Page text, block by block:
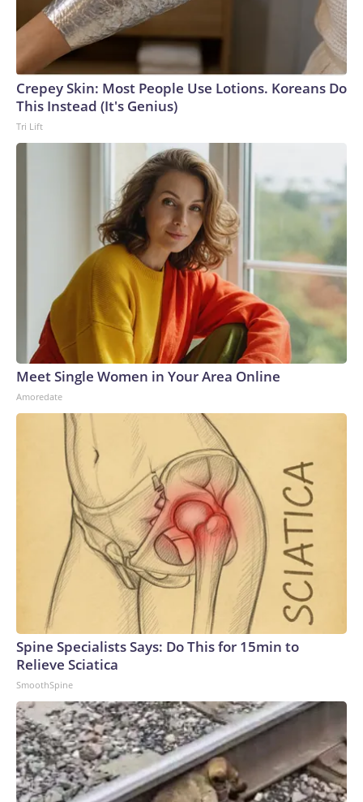
Crepey Skin: Most People Use Lotions. Koreans Do
This Instead (It's Genius)
Tri Lift
Meet Single Women in Your Area Online
Amoredate
Spine Specialists Says: Do This for 15min to
Relieve Sciatica
SmoothSpine